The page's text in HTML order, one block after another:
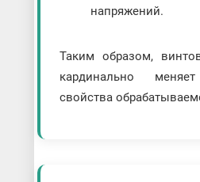
напряжений.
Таким образом,
кардинально
свойства